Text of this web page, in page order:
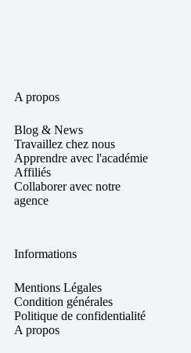
A propos
Blog & News
Travaillez chez nous
Apprendre avec l'académie
Affiliés
Collaborer avec notre
agence
Informations
Mentions Légales
Condition générales
Politique de confidentialité
A propos